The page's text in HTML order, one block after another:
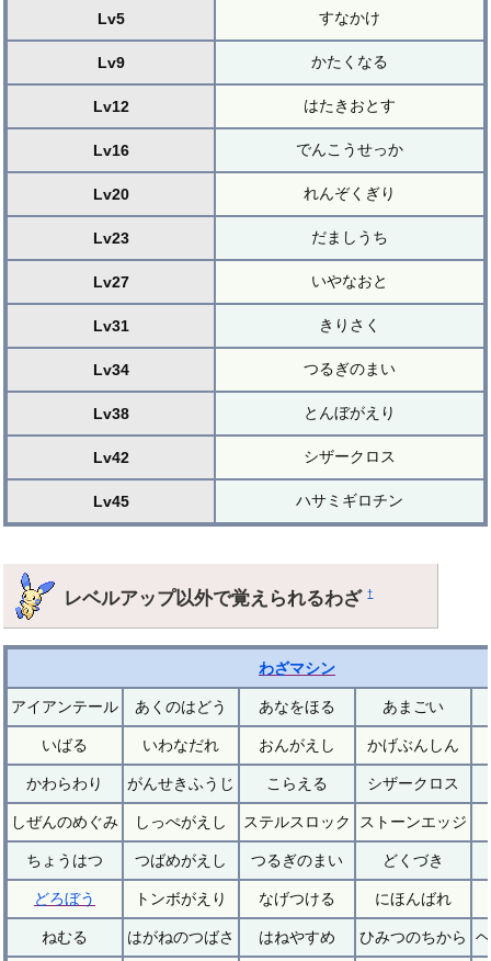
Lv5 すなかけ
Lv9 かたくなる
Lv12 はたきおとす
Lv16 でんこうせっか
Lv20 れんぞくぎり
Lv23 だましうち
Lv27 いやなおと
Lv31 きりさく
Lv34 つるぎのまい
Lv38 とんぼがえり
Lv42 シザークロス
Lv45 ハサミギロチン
レベルアップ以外で覚えられるわざ†
わざマシン
アイアンテール あくのはどう あなをほる あまごい
いばる いわなだれ おんがえし かげぶんしん
かわらわり がんせきふうじ こらえる シザークロス
しぜんのめぐみ しっぺがえし ステルスロック ストーンエッジ
ちょうはつ つばめがえし つるぎのまい どくづき
どろぼう トンボがえり なげつける にほんばれ
ねむる はがねのつばさ はねやすめ ひみつのちから